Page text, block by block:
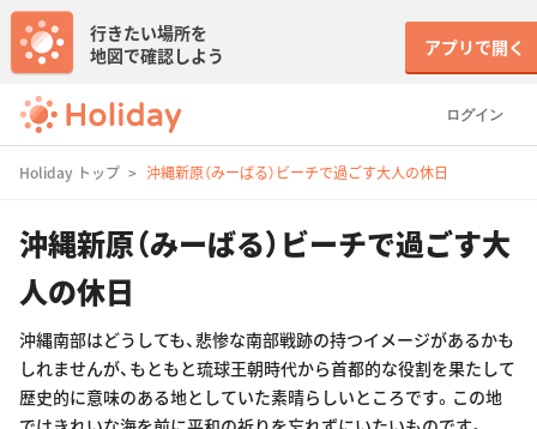
ログイン
行きたい場所を
地図で確認しよう
アプリで開く
Holiday トップ 沖縄新原（みーばる）ビーチで過ごす大人の休日
沖縄新原（みーばる）ビーチで過ごす大
人の休日
沖縄南部はどうしても、悲惨な南部戦跡の持つイメージがあるかも
しれませんが、もともと琉球王朝時代から首都的な役割を果たして
歴史的に意味のある地としていた素晴らしいところです。この地